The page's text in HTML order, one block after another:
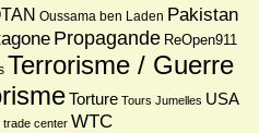
Oussama ben Laden Pakistan
Propagande ReOpen911
Terrorisme / Guerre
Torture Tours Jumelles USA
trade center WTC